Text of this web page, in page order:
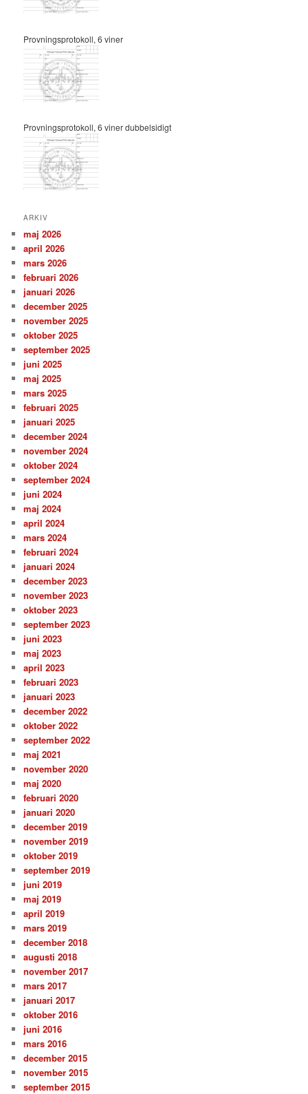
Provningsprotokoll, 6 viner
Provningsprotokoll, 6 viner dubbelsidigt
ARKIV
maj 2026
april 2026
mars 2026
februari 2026
januari 2026
december 2025
november 2025
oktober 2025
september 2025
juni 2025
maj 2025
mars 2025
februari 2025
januari 2025
december 2024
november 2024
oktober 2024
september 2024
juni 2024
maj 2024
april 2024
mars 2024
februari 2024
januari 2024
december 2023
november 2023
oktober 2023
september 2023
juni 2023
maj 2023
april 2023
februari 2023
januari 2023
december 2022
oktober 2022
september 2022
maj 2021
november 2020
maj 2020
februari 2020
januari 2020
december 2019
november 2019
oktober 2019
september 2019
juni 2019
maj 2019
april 2019
mars 2019
december 2018
augusti 2018
november 2017
mars 2017
januari 2017
oktober 2016
juni 2016
mars 2016
december 2015
november 2015
september 2015